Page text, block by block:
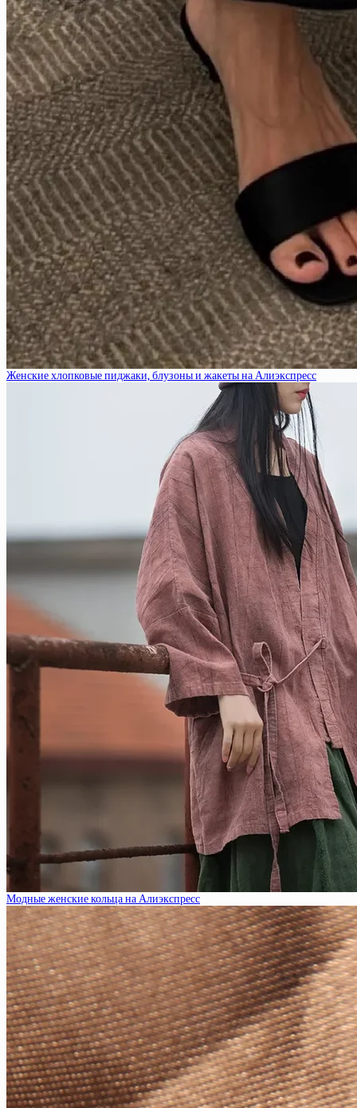
Женские хлопковые пиджаки, блузоны и жакеты на Алиэкспресс
Модные женские кольца на Алиэкспресс